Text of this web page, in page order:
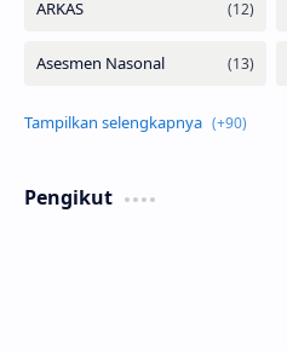
Pengikut